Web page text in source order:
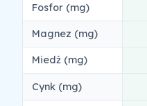
Fosfor (mg)
Magnez (mg)
Miedź (mg)
Cynk (mg)